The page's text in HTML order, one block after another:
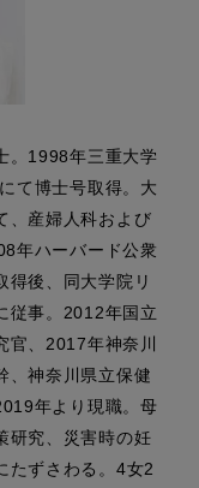
。1998年三重大学
て博士号取得。大
、産婦人科および
年ハーバード公衆
得後、同大学院リ
従事。2012年国立
官、2017年神奈川
、神奈川県立保健
年より現職。母
研究、災害時の妊
たずさわる。4女2